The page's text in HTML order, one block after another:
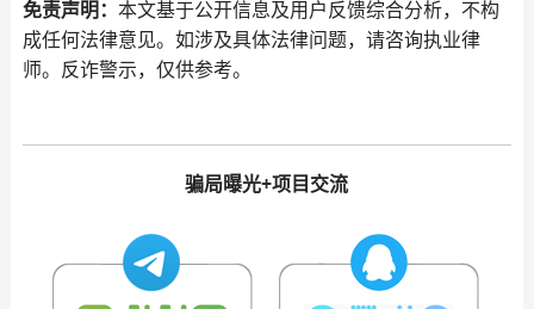
免责声明： 本文基于公开信息及用户反馈综合分析，不构
成任何法律意见。如涉及具体法律问题，请咨询执业律
师。反诈警示，仅供参考。
骗局曝光+项目交流